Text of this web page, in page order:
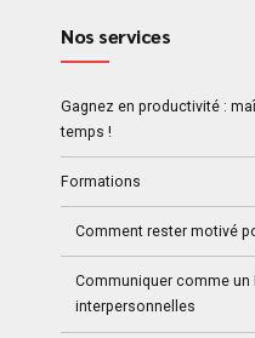
Nos services
Gagnez en productivité :
temps !
Formations
Comment rester motivé
Communiquer comme un
interpersonnelles